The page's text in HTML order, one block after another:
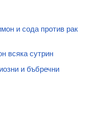
и сода против рак
всяка сутрин
и бъбречни